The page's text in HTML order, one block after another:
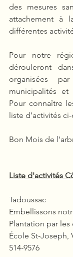
des mesures
attachement à
différentes
Pour notre
dérouleront
organisées
Pour connaître
liste d’activités
Bon Mois de
Liste d'activités
Tadoussac
Embellissons
Plantation par les
École St-Joseph,
514-9576